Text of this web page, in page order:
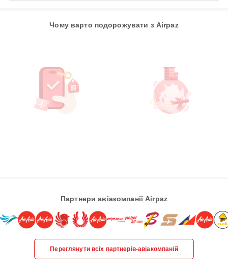
Чому варто подорожувати з Airpaz
Партнери авіакомпанії Airpaz
Переглянути всіх партнерів-авіакомпаній